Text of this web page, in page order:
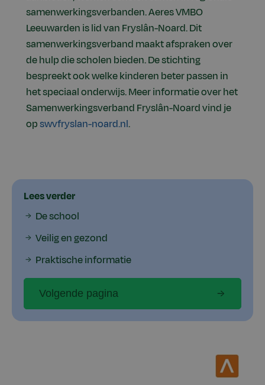
samenwerkingsverbanden. Aeres VMBO
Leeuwarden is lid van Fryslân-Noard. Dit
samenwerkingsverband maakt afspraken over
de hulp die scholen bieden. De stichting
bespreekt ook welke kinderen beter passen in
het speciaal onderwijs. Meer informatie over het
Samenwerkingsverband Fryslân-Noard vind je
opswvfryslan-noard.nl.
Lees verder
De school
Veilig en gezond
Praktische informatie
Volgende pagina